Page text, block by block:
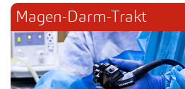
Magen-Darm-Trakt